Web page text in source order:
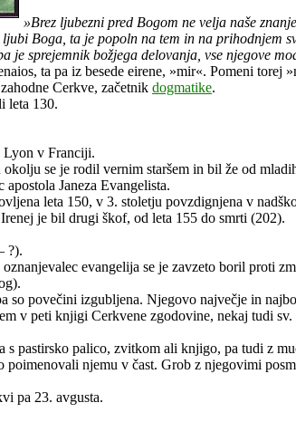
»Brez ljubezni pred Bogom ne velja naše
Boga, ta je popoln na tem in na
je sprejemnik božjega delovanja, vse njegove
ta pa iz besede eirene, »mir«. Pomeni
Cerkve, začetnik dogmatike.
leta 130.
v Franciji.
se je rodil vernim staršem in bil že od
Janeza Evangelista.
leta 150, v 3. stoletju povzdignjena v
je bil drugi škof, od leta 155 do smrti (202).
?).
evangelija se je zavzeto boril proti
so povečini izgubljena. Njegovo največje in
v peti knjigi Cerkvene zgodovine, nekaj tudi
pastirsko palico, zvitkom ali knjigo, pa tudi z
njemu v čast. Grob z njegovimi
pa 23. avgusta.